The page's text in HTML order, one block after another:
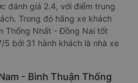
đánh giá 2.4, với điểm trung
Trong đó hãng xe khách
Thống Nhất - Đồng Nai tốt
bởi 31 hành khách là nhà xe
- Bình Thuận Thống